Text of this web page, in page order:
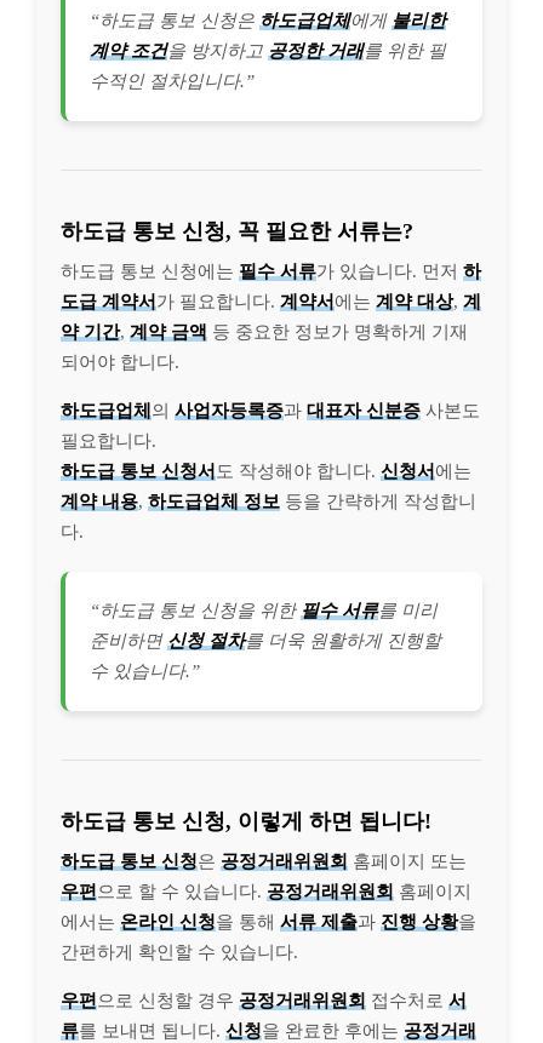
“하도급 통보 신청은 하도급업체에게 불리한
계약 조건을 방지하고 공정한 거래를 위한 필
수적인 절차입니다.”
하도급 통보 신청, 꼭 필요한 서류는?
하도급 통보 신청에는 필수 서류가 있습니다. 먼저 하
도급 계약서 가 필요합니다. 계약서 에는 계약 대상, 계
약 기간, 계약 금액 등 중요한 정보가 명확하게 기재
되어야 합니다.
하도급업체 의 사업자등록증과 대표자 신분증 사본도
필요합니다.
하도급 통보 신청서 도 작성해야 합니다. 신청서 에는
계약 내용, 하도급업체 정보 등을 간략하게 작성합니
다.
“하도급 통보 신청을 위한 필수 서류를 미리
준비하면 신청 절차를 더욱 원활하게 진행할
수 있습니다.”
하도급 통보 신청, 이렇게 하면 됩니다!
하도급 통보 신청은 공정거래위원회 홈페이지 또는
우편 으로 할 수 있습니다. 공정거래위원회 홈페이지
에서는 온라인 신청을 통해 서류 제출과 진행 상황을
간편하게 확인할 수 있습니다.
우편 으로 신청할 경우 공정거래위원회 접수처로 서
류를 보내면 됩니다. 신청을 완료한 후에는 공정거래